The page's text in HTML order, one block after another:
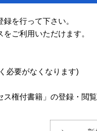
を行って下さい。
ご利用いただけます。
必要がなくなります)
ス権付書籍」の登録・閲覧